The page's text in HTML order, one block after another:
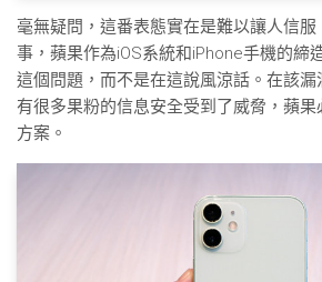
毫無疑問，這番表態實在是難以讓人信
事，蘋果作為iOS系統和iPhone手機的締
這個問題，而不是在這說風涼話。在該
有很多果粉的信息安全受到了威脅，蘋
方案。